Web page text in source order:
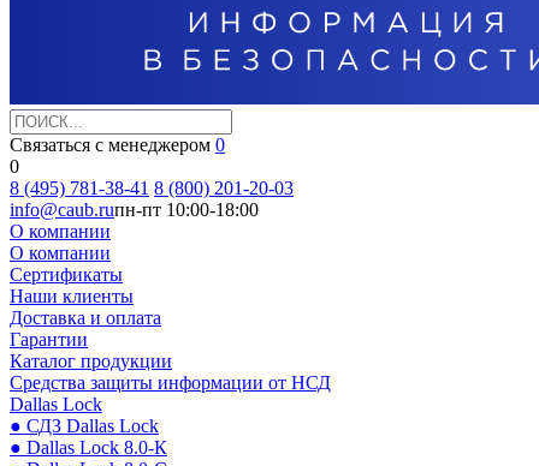
Связаться с менеджером 0
0
8 (495) 781-38-41 8 (800) 201-20-03
info@caub.ruпн-пт 10:00-18:00
О компании
О компании
Сертификаты
Наши клиенты
Доставка и оплата
Гарантии
Каталог продукции
Средства защиты информации от НСД
Dallas Lock
● СДЗ Dallas Lock
● Dallas Lock 8.0-К